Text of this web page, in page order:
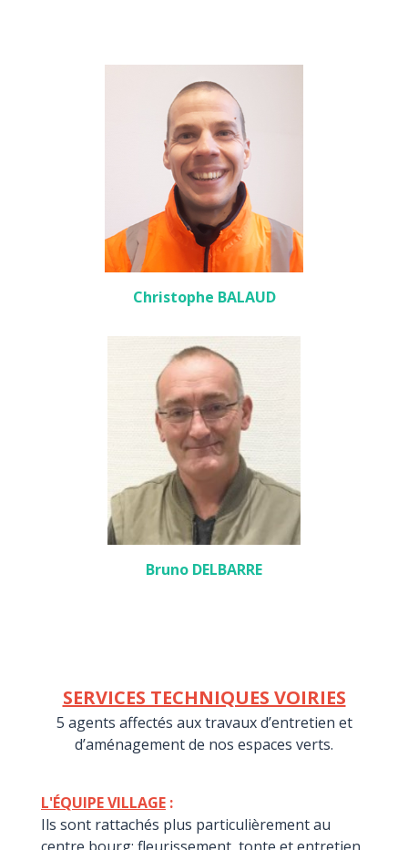
Christophe BALAUD
Bruno DELBARRE
SERVICES TECHNIQUES VOIRIES
5 agents affectés aux travaux d’entretien et
d’aménagement de nos espaces verts.
L'ÉQUIPE VILLAGE :
Ils sont rattachés plus particulièrement au